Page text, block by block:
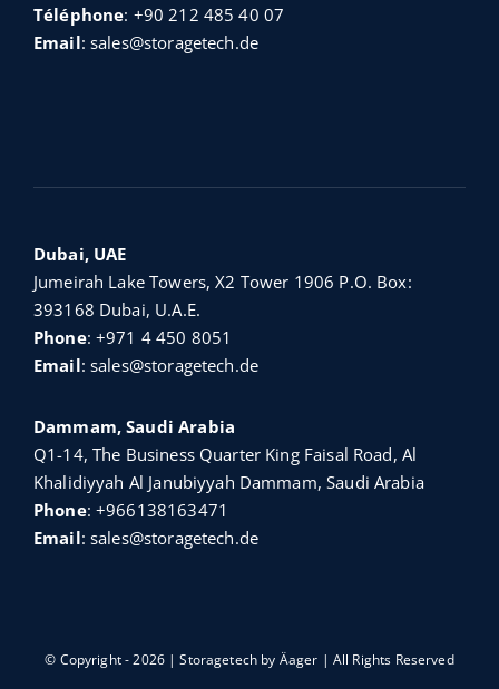
Téléphone: +90 212 485 40 07
Email:sales@storagetech.de
Dubai, UAE
Jumeirah Lake Towers, X2 Tower 1906 P.O. Box:
393168 Dubai, U.A.E.
Phone:+971 4 450 8051
Email:sales@storagetech.de
Dammam, Saudi Arabia
Q1-14, The Business Quarter King Faisal Road, Al
Khalidiyyah Al Janubiyyah Dammam, Saudi Arabia
Phone:+966138163471
Email:sales@storagetech.de
© Copyright - 2026 | Storagetech by Äager | All Rights Reserved